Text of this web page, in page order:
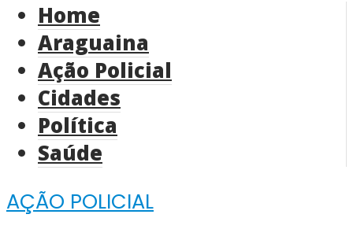
Home
Araguaina
Ação Policial
Cidades
Política
Saúde
AÇÃO POLICIAL